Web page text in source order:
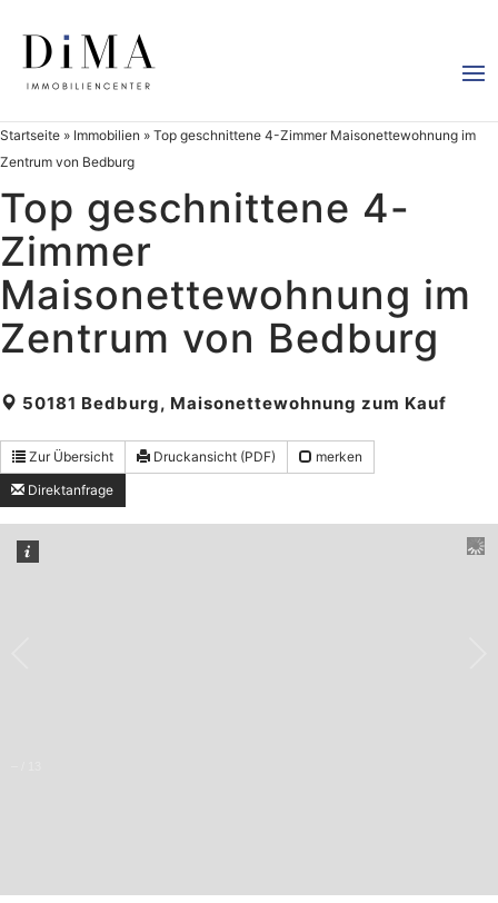
Startseite » Immobilien » Top geschnittene 4-Zimmer Maisonettewohnung im
Zentrum von Bedburg
Top geschnittene 4-
Zimmer
Maisonettewohnung im
Zentrum von Bedburg
50181 Bedburg, Maisonettewohnung zum Kauf
Zur Übersicht Druckansicht (PDF)
merken
Direktanfrage